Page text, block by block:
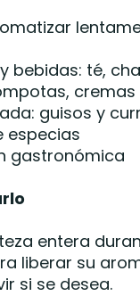
bebidas: té,
cremas
guisos y
especias
gastronómica
entera
liberar su
si se desea.